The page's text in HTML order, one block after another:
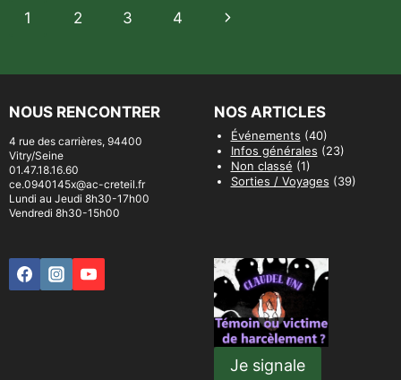
Navigation
1 2 3 4
Page
NOUS RENCONTRER
4 rue des carrières, 94400
Vitry/Seine
01.47.18.16.60
ce.0940145x@ac-creteil.fr
Lundi au Jeudi 8h30-17h00
Vendredi 8h30-15h00
NOS ARTICLES
Événements (40)
Infos générales (23)
Non classé (1)
Sorties / Voyages (39)
Je signale